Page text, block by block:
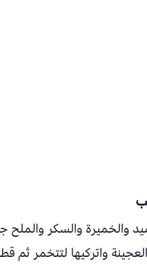
والخميرة والسكر
واتركيها لتتخمر ثم